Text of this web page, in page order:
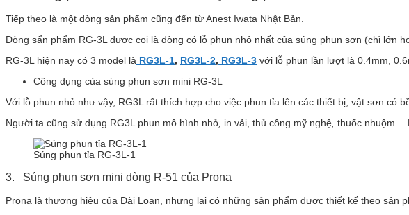
Tiếp theo là một dòng sản phẩm cũng đến từ Anest Iwata Nhật Bản.
Dòng sẩn phẩm RG-3L được coi là dòng có lỗ phun nhỏ nhất của súng phun sơn (chỉ lớn
RG-3L hiện nay có 3 model là RG3L-1, RG3L-2, RG3L-3 với lỗ phun lần lượt là 0.4mm,
Công dụng của súng phun sơn mini RG-3L
Với lỗ phun nhỏ như vậy, RG3L rất thích hợp cho việc phun tỉa lên các thiết bị, vật sơn có
Người ta cũng sử dụng RG3L phun mô hình nhỏ in vải, thủ công mỹ nghệ thuốc nhuộm…
Súng phun tỉa RG-3L-1
3. Súng phun sơn mini dòng R-51 của Prona
Prona là thương hiệu của Đài Loan, nhưng lại có những sản phẩm được thiết kế theo sản